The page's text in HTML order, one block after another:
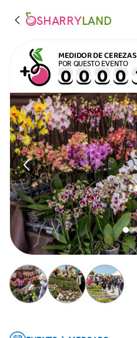
SHARRYLAND
MEDIDOR DE CEREZAS
POR QUESTO EVENTO